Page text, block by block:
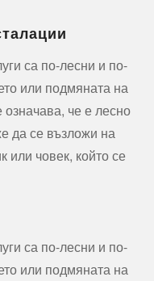
са по-лесни и по-
или подмяната на
че е лесно
да се възложи на
човек, който се
са по-лесни и по-
или подмяната на